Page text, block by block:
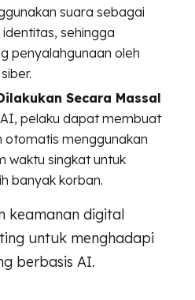
suara sebagai
sehingga
penyalahgunaan oleh
Secara Massal
pelaku dapat membuat
otomatis menggunakan
waktu singkat untuk
banyak korban.
keamanan digital
untuk menghadapi
berbasis AI.